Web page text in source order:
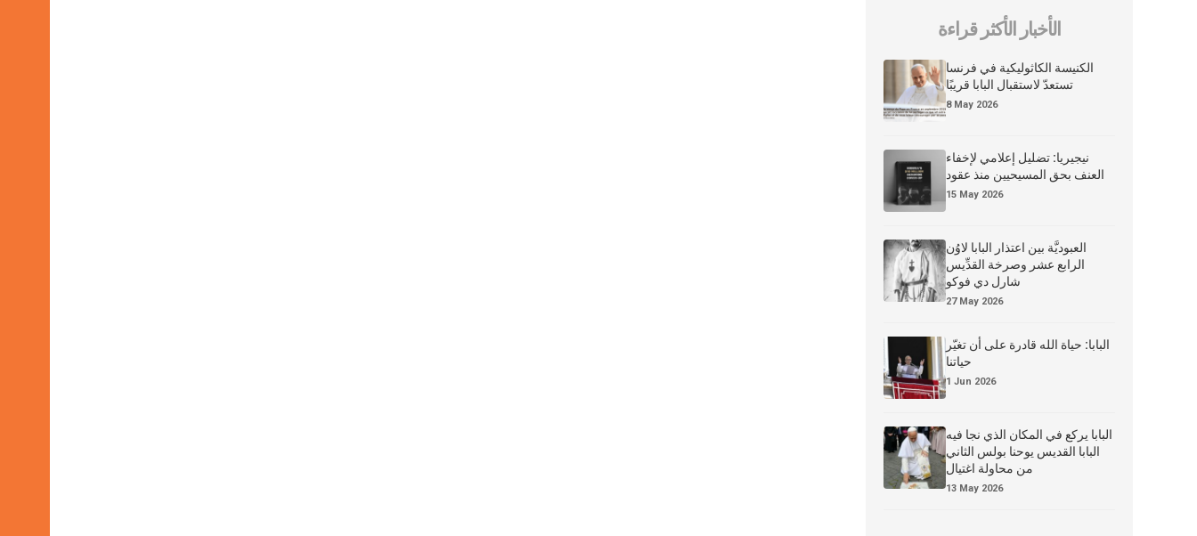
الأخبار الأكثر قراءة
الكنيسة الكاثوليكية في فرنسا
تستعدّ لاستقبال البابا قريبًا
8 May 2026
نيجيريا: تضليل إعلامي لإخفاء
العنف بحق المسيحيين منذ عقود
15 May 2026
العبوديَّة بين اعتذار البابا لاوُن
الرابع عشر وصرخة القدِّيس
شارل دي فوكو
27 May 2026
البابا: حياة الله قادرة على أن تغيّر
حياتنا
1 Jun 2026
البابا يركع في المكان الذي نجا فيه
البابا القديس يوحنا بولس الثاني
من محاولة اغتيال
13 May 2026